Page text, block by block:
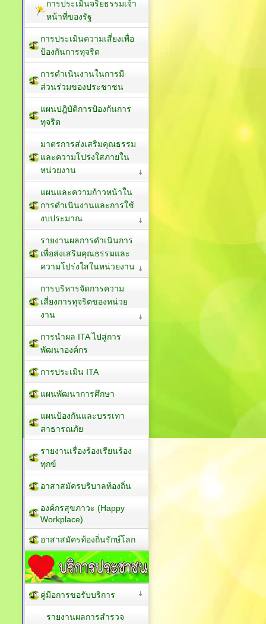
การประเมินจริยธรรมเจ้า
หน้าที่ของรัฐ
การประเมินความเสี่ยงเพื่อ
ป้องกันการทุจริต
การดำเนินงานในการมี
ส่วนร่วมของประชาชน
แผนปฎิบัติการป้องกันการ
ทุจริต
มาตรการส่งเสริมคุณธรรม
และความโปร่งใสภายใน
หน่วยงาน
แผนและความก้าวหน้าใน
การดำเนินงานและการใช้
งบประมาณ
รายงานผลการดำเนินการ
เพื่อส่งเสริมคุณธรรมและ
ความโปร่งใสในหน่วยงาน
การบริหารจัดการความ
เสี่ยงการทุจริตของหน่วย
งาน
การนำผล ITA ไปสู่การ
พัฒนาองค์กร
การประเมิน ITA
แผนพัฒนาการศึกษา
แผนป้องกันและบรรเทา
สาธารณภัย
รายงานเรื่องร้องเรียนร้อง
ทุกข์
อาสาสมัครบริบาลท้องถิ่น
องค์กรสุขภาวะ (Happy
Workplace)
อาสาสมัครท้องถิ่นรักษ์โลก
คู่มือการขอรับบริการ
รายงานผลการสำรวจ